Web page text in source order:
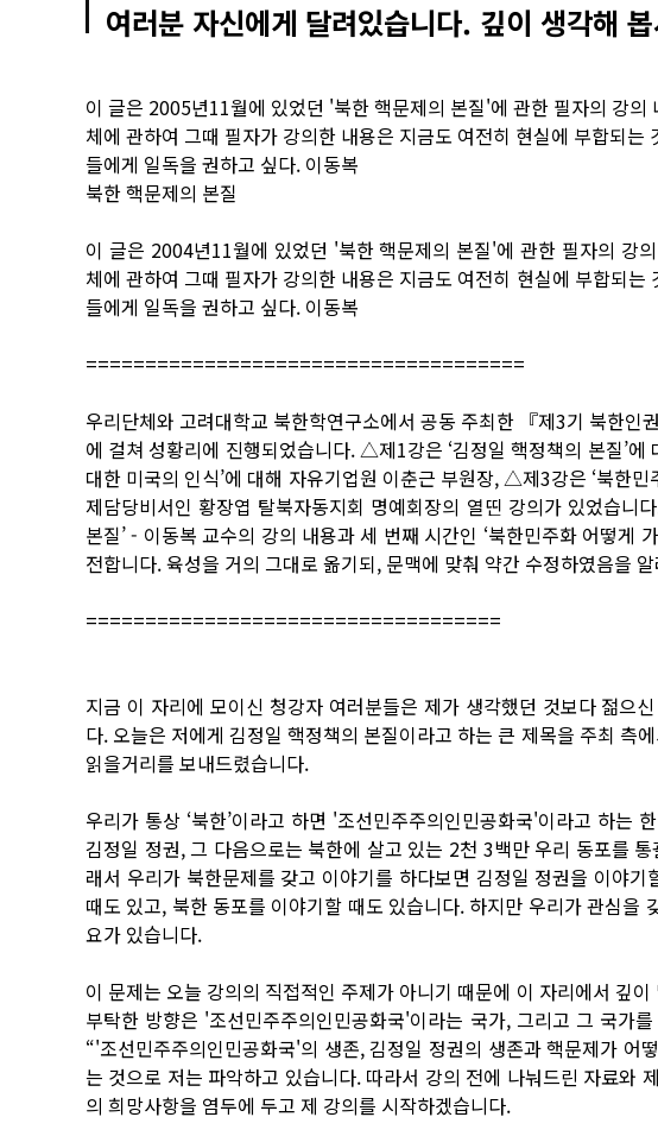
여러분 자신에게 달려있습니다. 깊이 생각해
이 글은 2005년11월에 있었던 '북한 핵문제의 본질'에 관한 필자의 강의
체에 관하여 그때 필자가 강의한 내용은 지금도 여전히 현실에 부합되
들에게 일독을 권하고 싶다. 이동복
북한 핵문제의 본질
이 글은 2004년11월에 있었던 '북한 핵문제의 본질'에 관한 필자의 강
체에 관하여 그때 필자가 강의한 내용은 지금도 여전히 현실에 부합되
들에게 일독을 권하고 싶다. 이동복
=====================================
우리단체와 고려대학교 북한학연구소에서 공동 주최한 『제3기 북한
에 걸쳐 성황리에 진행되었습니다. △제1강은 ‘김정일 핵정책의 본질’
대한 미국의 인식’에 대해 자유기업원 이춘근 부원장, △제3강은 ‘북한
제담당비서인 황장엽 탈북자동지회 명예회장의 열띤 강의가 있었습니
본질’ - 이동복 교수의 강의 내용과 세 번째 시간인 ‘북한민주화 어떻게
전합니다. 육성을 거의 그대로 옮기되, 문맥에 맞춰 약간 수정하였음을
===================================
지금 이 자리에 모이신 청강자 여러분들은 제가 생각했던 것보다 젊으
다. 오늘은 저에게 김정일 핵정책의 본질이라고 하는 큰 제목을 주최 측
읽을거리를 보내드렸습니다.
우리가 통상 ‘북한’이라고 하면 '조선민주주의인민공화국'이라고 하는
김정일 정권, 그 다음으로는 북한에 살고 있는 2천 3백만 우리 동포를
래서 우리가 북한문제를 갖고 이야기를 하다보면 김정일 정권을 이야
때도 있고, 북한 동포를 이야기할 때도 있습니다. 하지만 우리가 관심을
요가 있습니다.
이 문제는 오늘 강의의 직접적인 주제가 아니기 때문에 이 자리에서 깊
부탁한 방향은 '조선민주주의인민공화국'이라는 국가, 그리고 그 국가
“'조선민주주의인민공화국'의 생존, 김정일 정권의 생존과 핵문제가 어
는 것으로 저는 파악하고 있습니다. 따라서 강의 전에 나눠드린 자료와
의 희망사항을 염두에 두고 제 강의를 시작하겠습니다.